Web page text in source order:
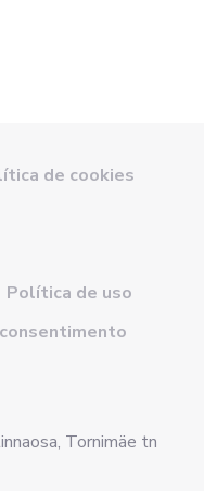
de cookies
Política de uso
Tornimäe tn